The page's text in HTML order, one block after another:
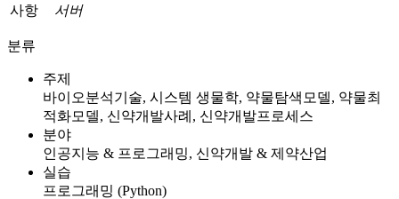
사항
서버
분류
주제
바이오분석기술, 시스템 생물학, 약물탐색모델, 약물최
적화모델, 신약개발사례, 신약개발프로세스
분야
인공지능 & 프로그래밍, 신약개발 & 제약산업
실습
프로그래밍 (Python)